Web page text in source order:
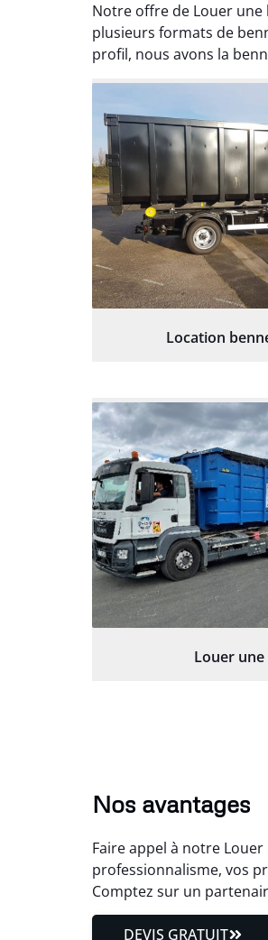
Notre offre de Louer une
plusieurs formats de
profil, nous avons la
Location
Louer
Nos avantages
Faire appel à notre
professionnalisme, vos
Comptez sur un
DEVIS GRATUIT